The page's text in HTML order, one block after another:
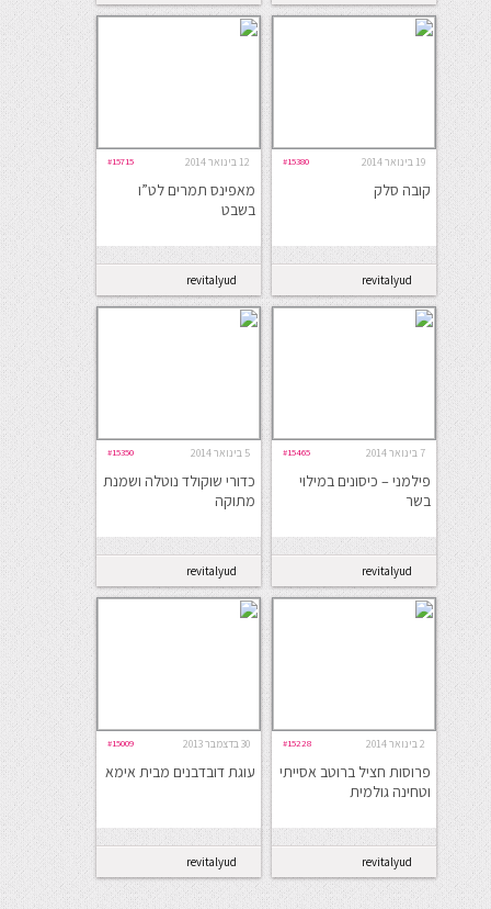
19 בינואר 2014 #15380
קובה סלק
revitalyud
12 בינואר 2014 #15715
מאפינס תמרים לט”ו
בשבט
revitalyud
7 בינואר 2014 #15465
פילמני – כיסונים במילוי
בשר
revitalyud
5 בינואר 2014 #15350
כדורי שוקולד נוטלה ושמנת
מתוקה
revitalyud
2 בינואר 2014 #15228
פרוסות חציל ברוטב אסייתי
וטחינה גולמית
revitalyud
30 בדצמבר 2013 #15009
עוגת דובדבנים מבית אימא
revitalyud